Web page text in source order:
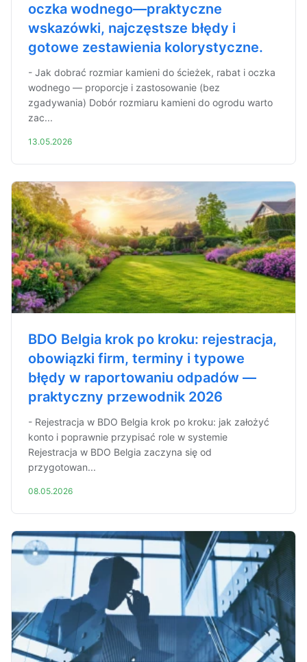
oczka wodnego—praktyczne
wskazówki, najczęstsze błędy i
gotowe zestawienia kolorystyczne.
- Jak dobrać rozmiar kamieni do ścieżek, rabat i oczka
wodnego — proporcje i zastosowanie (bez
zgadywania) Dobór rozmiaru kamieni do ogrodu warto
zac...
13.05.2026
BDO Belgia krok po kroku: rejestracja,
obowiązki firm, terminy i typowe
błędy w raportowaniu odpadów —
praktyczny przewodnik 2026
- Rejestracja w BDO Belgia krok po kroku: jak założyć
konto i poprawnie przypisać role w systemie
Rejestracja w BDO Belgia zaczyna się od
przygotowan...
08.05.2026